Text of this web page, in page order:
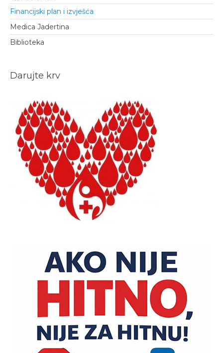
Financijski plan i izvješća
Medica Jadertina
Biblioteka
Darujte krv